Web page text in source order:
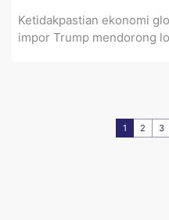
Ketidakpastian ekonomi
impor Trump mendorong
1 2 3